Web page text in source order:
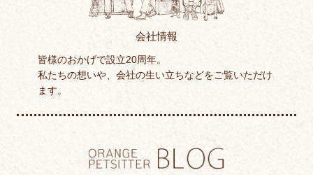
会社情報
皆様のおかげで設立20周年。
私たちの想いや、会社の生い立ちなどをご覧いただけ
ます。